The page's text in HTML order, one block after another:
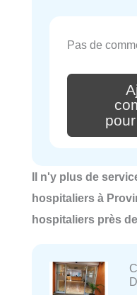
Pas de
Il n'y plus de
hospitaliers à
hospitaliers près